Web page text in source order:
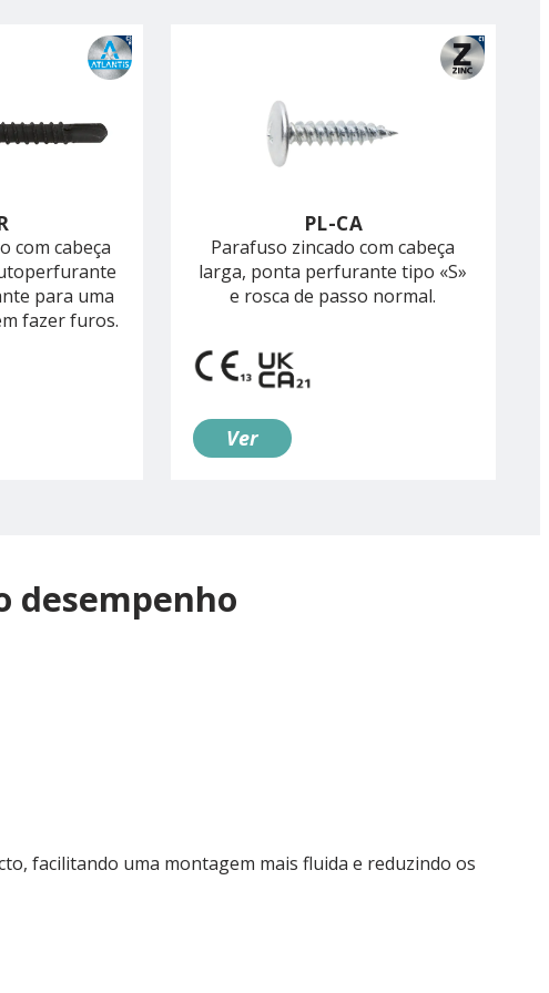
com cabeça
para uma
fazer furos.
PL-CA
Parafuso zincado com cabeça
larga, ponta perfurante tipo «S»
e rosca de passo normal.
Ver
desempenho
facilitando uma montagem mais fluida e reduzindo os